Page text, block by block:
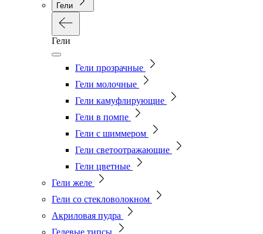
Гели
Гели
Гели прозрачные
Гели молочные
Гели камуфлирующие
Гели в помпе
Гели с шиммером
Гели светоотражающие
Гели цветные
Гели желе
Гели со стекловолокном
Акриловая пудра
Гелевые типсы